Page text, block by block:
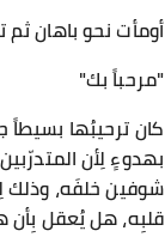
أومأت نحو باهان
"مرحباً بك"
كان ترحيبُها بسيطاً
بهدوءٍ لِأن
شوفين خلفَه، وذلك
قلبِه، هل يُعقل